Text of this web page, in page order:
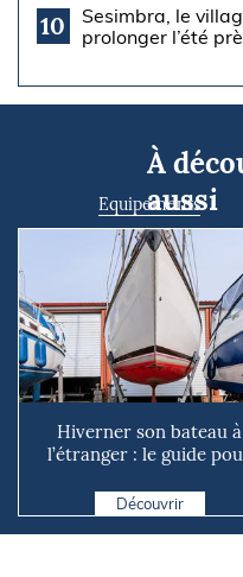
10
Sesimbra, le
prolonger l’été
À
aussi
Equipements
Hiverner son bateau à
l’étranger : le guide
Découvrir